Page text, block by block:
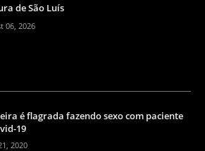
de São Luís
06, 2026
é flagrada fazendo sexo com paciente
19
2020